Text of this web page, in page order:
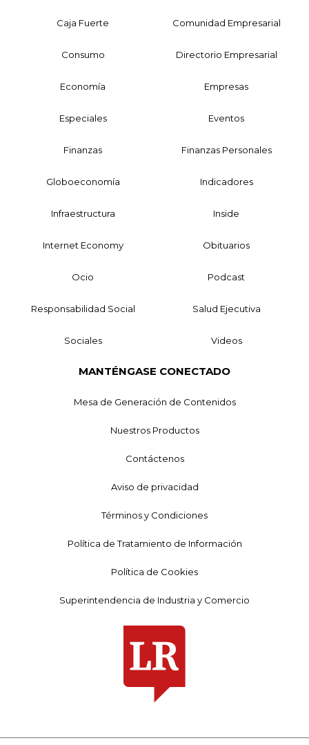
Caja Fuerte Comunidad Empresarial
Consumo Directorio Empresarial
Economía Empresas
Especiales Eventos
Finanzas Finanzas Personales
Globoeconomía Indicadores
Infraestructura Inside
Internet Economy Obituarios
Ocio Podcast
Responsabilidad Social Salud Ejecutiva
Sociales Videos
MANTÉNGASE CONECTADO
Mesa de Generación de Contenidos
Nuestros Productos
Contáctenos
Aviso de privacidad
Términos y Condiciones
Política de Tratamiento de Información
Política de Cookies
Superintendencia de Industria y Comercio